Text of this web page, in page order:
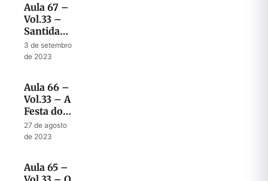
Aula 67 –
Vol.33 –
Santidade
ao
Senhor
da
cozinha
3 de setembro
de 2023
Aula 66 –
Vol.33 – A
Festa dos
Tabernáculos
no Reino
27 de agosto
de 2023
Aula 65 –